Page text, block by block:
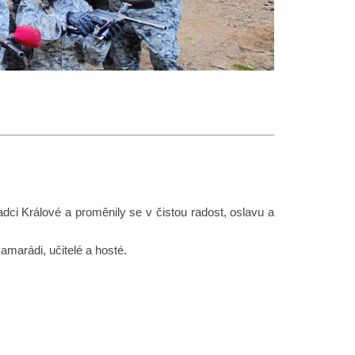
Králové a proměnily se v čistou radost, oslavu a
učitelé a hosté.